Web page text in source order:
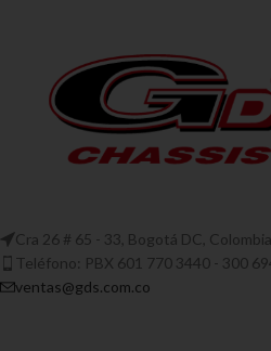
Cra 26 # 65 - 33, Bogotá DC, Colombia
Teléfono: PBX 601 770 3440 - 300
ventas@gds.com.co